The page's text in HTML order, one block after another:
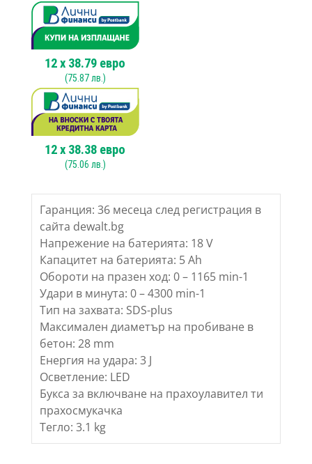
Plus
,
18V,
3J
12x 38.79 евро
(75.87лв.)
12x 38.38 евро
(75.06 лв.)
Гаранция: 36 месеца след регистрация в
сайта dewalt.bg
Напрежение на батерията: 18 V
Капацитет на батерията: 5 Ah
Обороти на празен ход: 0 – 1165 min-1
Удари в минута: 0 – 4300 min-1
Тип на захвата: SDS-plus
Максимален диаметър на пробиване в
бетон: 28 mm
Енергия на удара: 3 J
Осветление: LED
Букса за включване на прахоулавител ти
прахосмукачка
Тегло: 3.1 kg